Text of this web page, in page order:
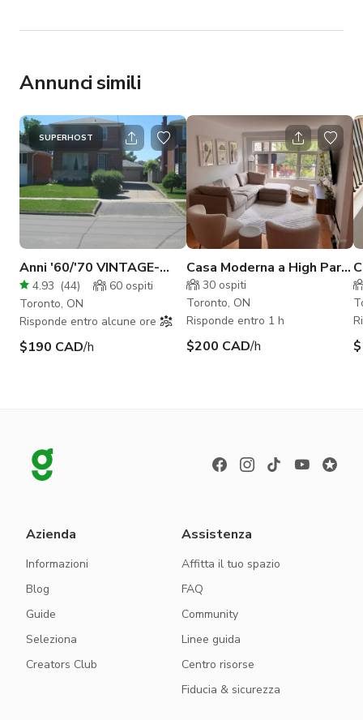
Annunci simili
SUPERHOST
Anni '60/'70 VINTAGE-
MODERNO-Minimalista-
Toronto
4.93 (44) 60 ospiti
Toronto, ON
Risponde entro alcune ore
$190 CAD/h
Casa Moderna a High Park
con Design Pulito e
Minimalista
30 ospiti
Toronto, ON
Risponde entro 1 h
$200 CAD/h
Azienda
Informazioni
Blog
Guide
Seleziona
Creators Club
Assistenza
Affitta il tuo spazio
FAQ
Community
Linee guida
Centro risorse
Fiducia & sicurezza